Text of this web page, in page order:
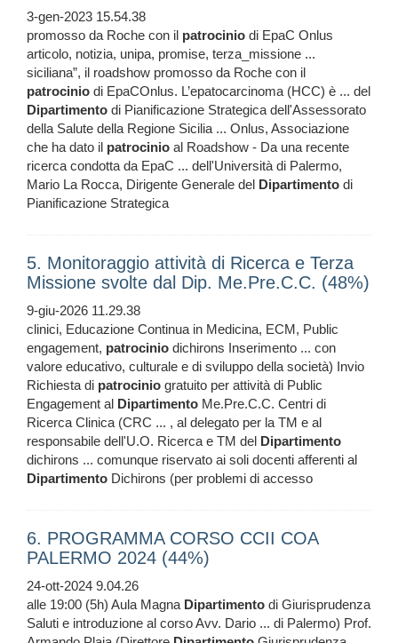
3-gen-2023 15.54.38
promosso da Roche con il patrocinio di EpaC Onlus
articolo, notizia, unipa, promise, terza_missione ...
siciliana”, il roadshow promosso da Roche con il
patrocinio di EpaCOnlus. L’epatocarcinoma (HCC) è ... del
Dipartimento di Pianificazione Strategica dell'Assessorato
della Salute della Regione Sicilia ... Onlus, Associazione
che ha dato il patrocinio al Roadshow - Da una recente
ricerca condotta da EpaC ... dell'Università di Palermo,
Mario La Rocca, Dirigente Generale del Dipartimento di
Pianificazione Strategica
5. Monitoraggio attività di Ricerca e Terza
Missione svolte dal Dip. Me.Pre.C.C. (48%)
9-giu-2026 11.29.38
clinici, Educazione Continua in Medicina, ECM, Public
engagement, patrocinio dichirons Inserimento ... con
valore educativo, culturale e di sviluppo della società) Invio
Richiesta di patrocinio gratuito per attività di Public
Engagement al Dipartimento Me.Pre.C.C. Centri di
Ricerca Clinica (CRC ... , al delegato per la TM e al
responsabile dell'U.O. Ricerca e TM del Dipartimento
dichirons ... comunque riservato ai soli docenti afferenti al
Dipartimento Dichirons (per problemi di accesso
6. PROGRAMMA CORSO CCII COA
PALERMO 2024 (44%)
24-ott-2024 9.04.26
alle 19:00 (5h) Aula Magna Dipartimento di Giurisprudenza
Saluti e introduzione al corso Avv. Dario ... di Palermo) Prof.